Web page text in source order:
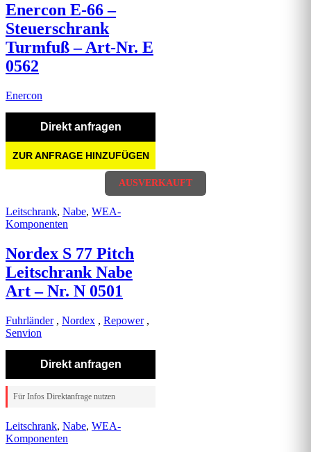
Enercon E-66 –
Steuerschrank
Turmfuß – Art-Nr. E
0562
Enercon
Direkt anfragen
ZUR ANFRAGE HINZUFÜGEN
AUSVERKAUFT
Leitschrank, Nabe, WEA-
Komponenten
Nordex S 77 Pitch
Leitschrank Nabe
Art – Nr. N 0501
Fuhrländer, Nordex , Repower,
Senvion
Direkt anfragen
Für Infos Direktanfrage nutzen
Leitschrank, Nabe, WEA-
Komponenten